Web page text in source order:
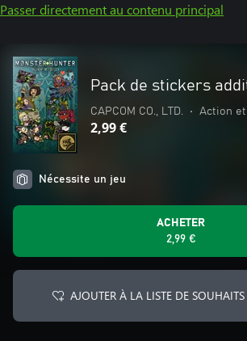
Passer directement au contenu principal
Pack de stickers
CAPCOM CO., LTD. • Action
2,99 €
Nécessite un jeu
ACHETER
2,99 €
AJOUTER À LA LISTE DE SOUHAITS